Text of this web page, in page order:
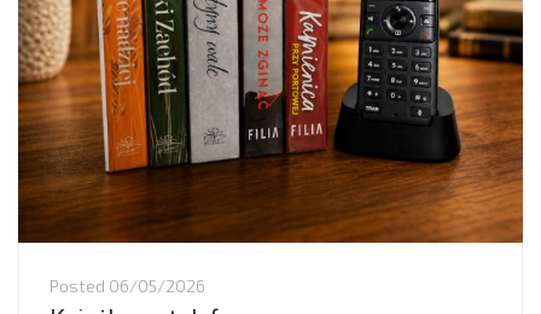
Posted 06/05/2026